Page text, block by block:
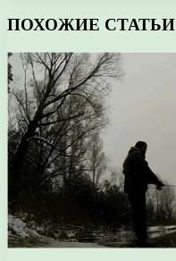
ПОХОЖИЕ СТАТЬИ